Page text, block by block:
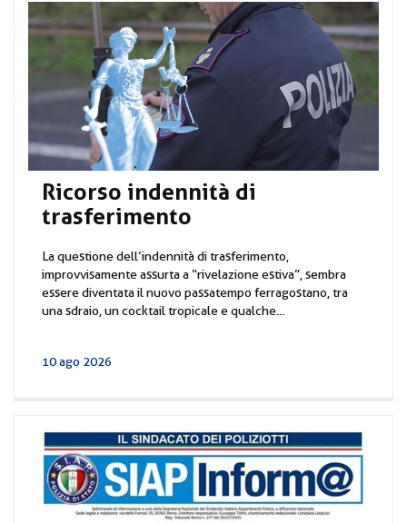
Ricorso indennità di
trasferimento
La questione dell’indennità di trasferimento,
improvvisamente assurta a “rivelazione estiva”, sembra
essere diventata il nuovo passatempo ferragostano, tra
una sdraio, un cocktail tropicale e qualche...
10 ago 2026